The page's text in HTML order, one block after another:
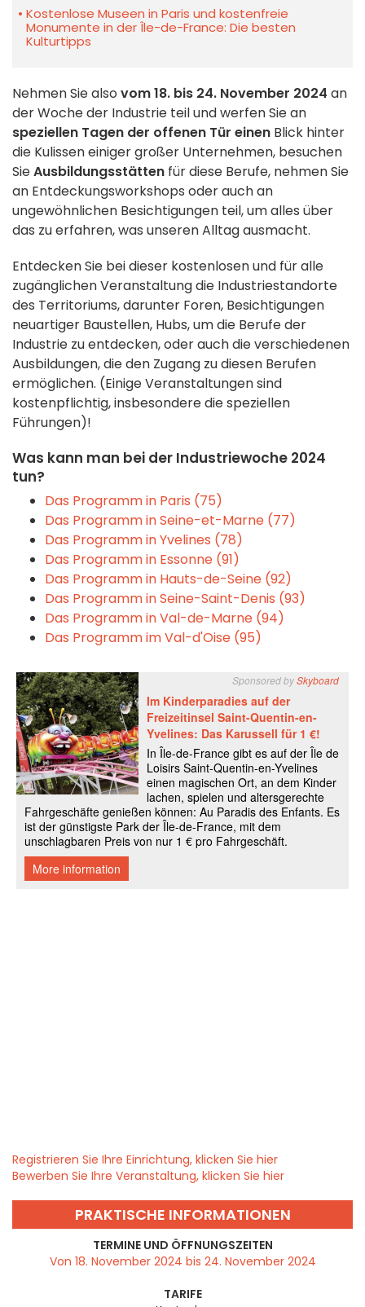
Kostenlose Museen in Paris und kostenfreie
Monumente in der Île-de-France: Die besten
Kulturtipps
Nehmen Sie also vom 18. bis 24. November 2024 an
der Woche der Industrie teil und werfen Sie an
speziellen Tagen der offenen Tür einen Blick hinter
die Kulissen einiger großer Unternehmen, besuchen
SieAusbildungsstätten für diese Berufe, nehmen Sie
an Entdeckungsworkshops oder auch an
ungewöhnlichen Besichtigungen teil, um alles über
das zu erfahren, was unseren Alltag ausmacht.
Entdecken Sie bei dieser kostenlosen und für alle
zugänglichen Veranstaltung die Industriestandorte
des Territoriums, darunter Foren, Besichtigungen
neuartiger Baustellen, Hubs, um die Berufe der
Industrie zu entdecken, oder auch die verschiedenen
Ausbildungen, die den Zugang zu diesen Berufen
ermöglichen. (Einige Veranstaltungen sind
kostenpflichtig, insbesondere die speziellen
Führungen)!
Was kann man bei der Industriewoche 2024
tun?
Das Programm in Paris (75)
Das Programm in Seine-et-Marne (77)
Das Programm in Yvelines (78)
Das Programm in Essonne (91)
Das Programm in Hauts-de-Seine (92)
Das Programm in Seine-Saint-Denis (93)
Das Programm in Val-de-Marne (94)
Das Programm im Val-d'Oise (95)
Registrieren Sie Ihre Einrichtung, klicken Sie hier
Bewerben Sie Ihre Veranstaltung, klicken Sie hier
PRAKTISCHE INFORMATIONEN
TERMINE UND ÖFFNUNGSZEITEN
Von 18. November 2024 bis 24. November 2024
TARIFE